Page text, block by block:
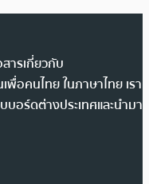
ารเกี่ยวกับ
พื่อคนไทย ในภาษาไทย เรา
บอร์ดต่างประเทศและนำมา